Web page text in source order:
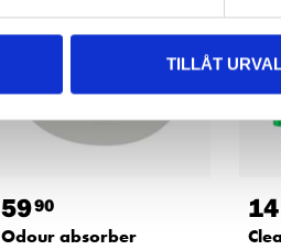
TILLÅT
5990
Odour absorber
14